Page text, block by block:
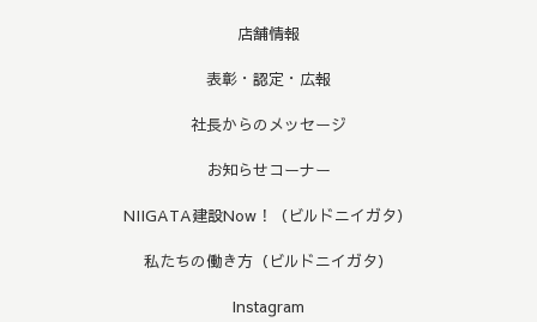
店舗情報
表彰・認定・広報
社長からのメッセージ
お知らせコーナー
NIIGATA建設Now！（ビルドニイガタ）
私たちの働き方（ビルドニイガタ）
Instagram